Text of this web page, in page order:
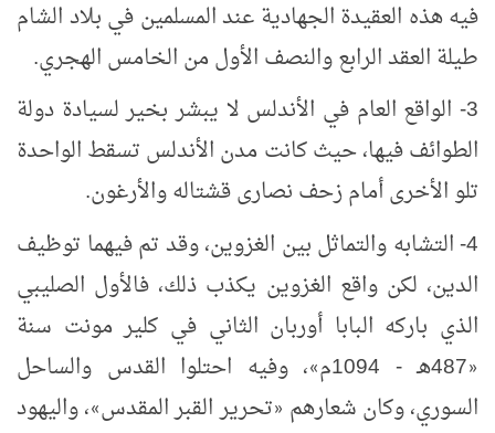
فيه هذه العقيدة الجهادية عند المسلمين في بلاد الشام
طيلة العقد الرابع والنصف الأول من الخامس الهجري.
3- الواقع العام في الأندلس لا يبشر بخير لسيادة دولة
الطوائف فيها، حيث كانت مدن الأندلس تسقط الواحدة
تلو الأخرى أمام زحف نصارى قشتاله والأرغون.
4- التشابه والتماثل بين الغزوين، وقد تم فيهما توظيف
الدين، لكن واقع الغزوين يكذب ذلك، فالأول الصليبي
الذي باركه البابا أوربان الثاني في كلير مونت سنة
«487هـ - 1094م »، وفيه احتلوا القدس والساحل
السوري، وكان شعارهم «تحرير القبر المقدس»، واليهود